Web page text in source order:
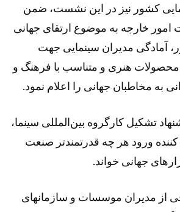
کشور نیز در این نشست، ضمن
امور خارجه به موضوع ارتقای جهانی
آمادگی مدیران سینمایی جهت
محصولات هنری و متناسب با فرهنگ و
به مخاطبان جهانی را اعلام نمود.
تشکیل کارگروه بین‌المللی سینما،
کننده ورود هر چه قدرتمندتر صنعت
جهانی خواند.
از مدیران موسسات و سازمانهای